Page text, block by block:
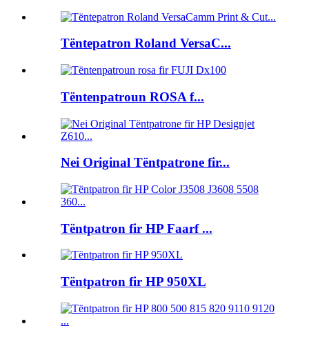
Tëntepatron Roland VersaC...
Tëntenpatroun ROSA f...
Nei Original Tëntpatrone fir...
Tëntpatron fir HP Faarf ...
Tëntpatron fir HP 950XL